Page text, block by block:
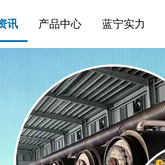
讯 产品中心 蓝宁实力